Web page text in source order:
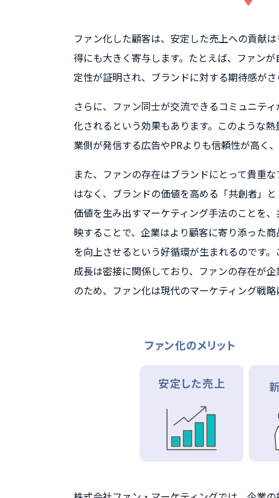
ファン化した顧客は、安定した売上への貢献
得にも大きく寄与します。たとえば、ファン
定性が証明され、ブランドに対する期待感がさ
さらに、ファン同士が交流できるコミュニテ
化されるという効果もあります。このような
業側が発信する広告やPRよりも信頼性が高く
また、ファンの存在はブランドにとって貴重
はなく、ブランドの価値を高める「共創者」
価値を生み出すマーケティング手法のことを
映することで、企業はより顧客に寄り添った
を向上させるという好循環が生まれるのです
成長は密接に関係しており、ファンの存在が
のため、ファン化は現代のマーケティング戦